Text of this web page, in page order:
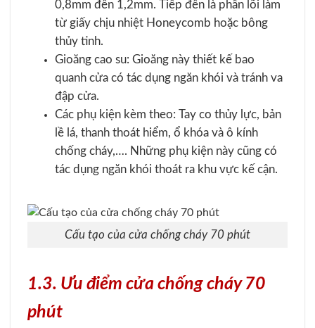
0,8mm đến 1,2mm. Tiếp đến là phần lõi làm
từ giấy chịu nhiệt Honeycomb hoặc bông
thủy tinh.
Gioăng cao su: Gioăng này thiết kế bao
quanh cửa có tác dụng ngăn khói và tránh va
đập cửa.
Các phụ kiện kèm theo: Tay co thủy lực, bản
lề lá, thanh thoát hiểm, ổ khóa và ô kính
chống cháy,…. Những phụ kiện này cũng có
tác dụng ngăn khói thoát ra khu vực kế cận.
Cấu tạo của cửa chống cháy 70 phút
1.3. Ưu điểm cửa chống cháy 70
phút